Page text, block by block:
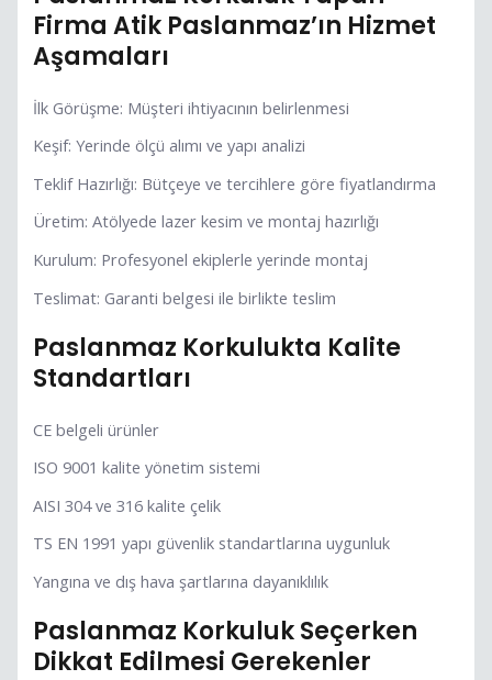
Firma Atik Paslanmaz’ın Hizmet
Aşamaları
İlk Görüşme: Müşteri ihtiyacının belirlenmesi
Keşif: Yerinde ölçü alımı ve yapı analizi
Teklif Hazırlığı: Bütçeye ve tercihlere göre fiyatlandırma
Üretim: Atölyede lazer kesim ve montaj hazırlığı
Kurulum: Profesyonel ekiplerle yerinde montaj
Teslimat: Garanti belgesi ile birlikte teslim
Paslanmaz Korkulukta Kalite
Standartları
CE belgeli ürünler
ISO 9001 kalite yönetim sistemi
AISI 304 ve 316 kalite çelik
TS EN 1991 yapı güvenlik standartlarına uygunluk
Yangına ve dış hava şartlarına dayanıklılık
Paslanmaz Korkuluk Seçerken
Dikkat Edilmesi Gerekenler